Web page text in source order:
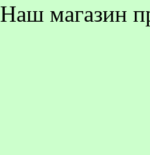
Наш магазин